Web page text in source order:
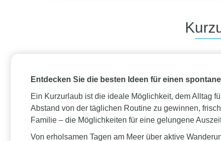
Entdecken Sie die besten Ideen für einen
Ein Kurzurlaub ist die ideale Möglichkeit, dem Alltag
Abstand von der täglichen Routine zu gewinnen,
Familie – die Möglichkeiten für eine gelungene
Von erholsamen Tagen am Meer über aktive